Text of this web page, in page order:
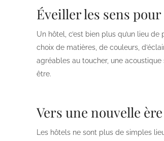
Éveiller les sens
Un hôtel, c’est bien plus qu’un lieu
choix de matières, de couleurs,
agréables au toucher, une
être.
Vers une nouvelle
Les hôtels ne sont plus de simples